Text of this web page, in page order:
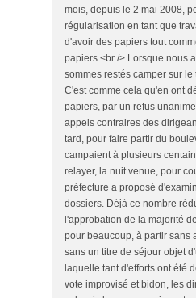
mois, depuis le 2 mai 2008,
régularisation en tant que
d'avoir des papiers tout
papiers.<br /> Lorsque nous
sommes restés camper sur
C'est comme cela qu'en ont
papiers, par un refus
appels contraires des
tard, pour faire partir du
campaient à plusieurs
relayer, la nuit venue, pour
préfecture a proposé
dossiers. Déjà ce nombre
l'approbation de la majorité
pour beaucoup, à partir sans
sans un titre de séjour objet
laquelle tant d'efforts ont été
vote improvisé et bidon, les